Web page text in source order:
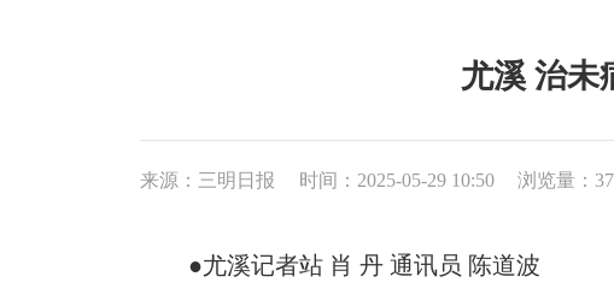
尤溪 治未
来源：三明日报 时间：2025-05-29 10:50 浏览量：
●尤溪记者站 肖 丹 通讯员 陈道波